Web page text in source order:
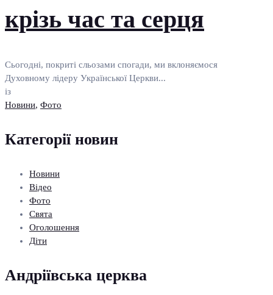
крізь час та серця
Сьогодні, покриті сльозами спогади, ми вклоняємося
Духовному лідеру Української Церкви...
із
Новини, Фото
Категорії новин
Новини
Відео
Фото
Свята
Оголошення
Діти
Андріївська церква